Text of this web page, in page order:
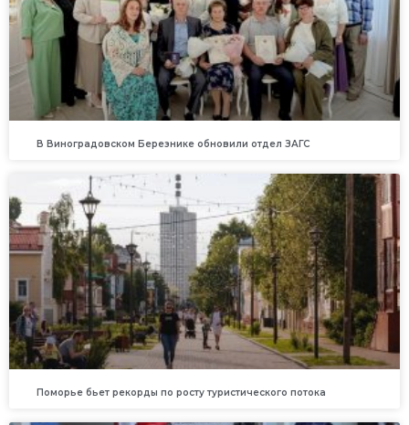
В Виноградовском Березнике обновили отдел ЗАГС
Поморье бьет рекорды по росту туристического потока